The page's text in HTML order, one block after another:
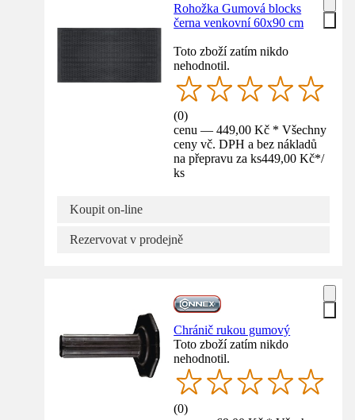
Rohožka Gumová blocks
černa venkovní 60x90 cm
Toto zboží zatím nikdo
nehodnotil.
(0)
cenu — 449,00 Kč * Všechny
ceny vč. DPH a bez nákladů
na přepravu za ks449,00 Kč*/
ks
Koupit on-line
Rezervovat v prodejně
Chránič rukou gumový
Toto zboží zatím nikdo
nehodnotil.
(0)